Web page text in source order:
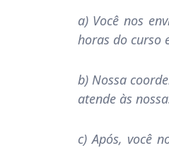
a) Você nos
horas do curso
b) Nossa
atende às
c) Após, você